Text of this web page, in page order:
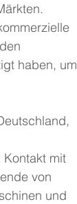
haben, um
mit
von
und